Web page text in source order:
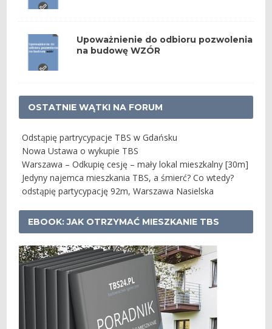
Upoważnienie do odbioru pozwolenia
na budowę WZÓR
OSTATNIE WĄTKI NA FORUM
Odstąpię partrycypacje TBS w Gdańsku
Nowa Ustawa o wykupie TBS
Warszawa – Odkupię cesję – mały lokal mieszkalny [30m]
Jedyny najemca mieszkania TBS, a śmierć? Co wtedy?
odstąpię partycypację 92m, Warszawa Nasielska
EBOOK: JAK OTRZYMAĆ MIESZKANIE TBS